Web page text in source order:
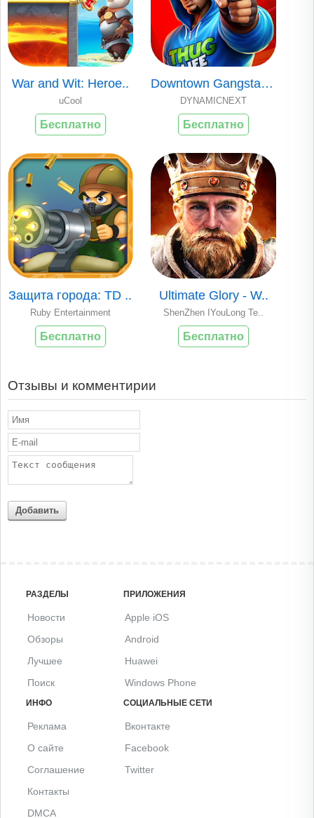
War and Wit: Heroe..
uCool
Бесплатно
Downtown Gangstas:..
DYNAMICNEXT
Бесплатно
Защита города: TD ..
Ruby Entertainment
Бесплатно
Ultimate Glory - W..
ShenZhen IYouLong Te..
Бесплатно
Отзывы и комментирии
Добавить
РАЗДЕЛЫ
Новости
Обзоры
Лучшее
Поиск
ПРИЛОЖЕНИЯ
Apple iOS
Android
Huawei
Windows Phone
ИНФО
Реклама
О сайте
Соглашение
Контакты
DMCA
СОЦИАЛЬНЫЕ СЕТИ
Вконтакте
Facebook
Twitter